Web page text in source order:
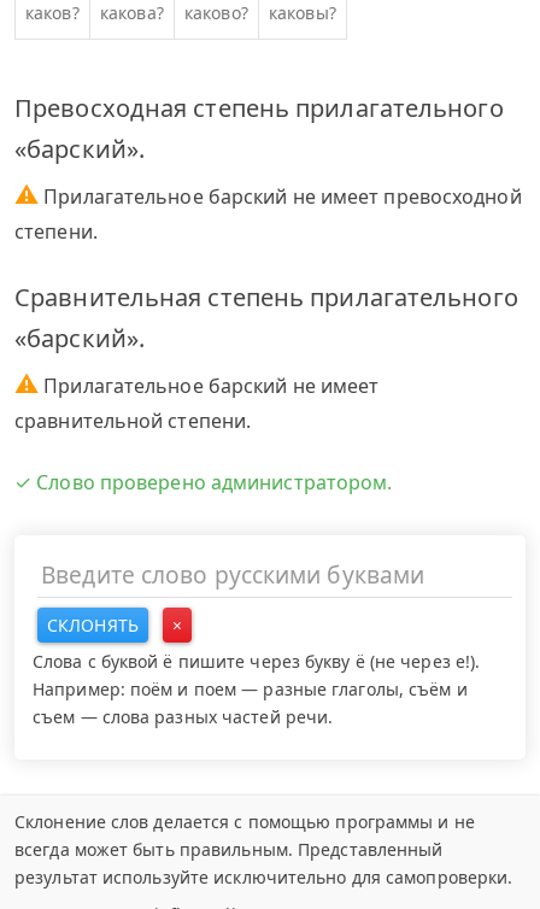
каков? какова? каково? каковы?
Превосходная степень прилагательного
«барский».
⚠ Прилагательное барский не имеет превосходной
степени.
Сравнительная степень прилагательного
«барский».
⚠ Прилагательное барский не имеет
сравнительной степени.
✓ Слово проверено администратором.
СКЛОНЯТЬ
×
Слова с буквой ё пишите через букву ё (не через е!).
Например: поём и поем — разные глаголы, съём и
съем — слова разных частей речи.
Склонение слов делается с помощью программы и не
всегда может быть правильным. Представленный
результат используйте исключительно для самопроверки.